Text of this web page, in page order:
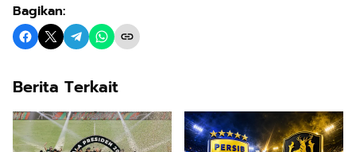
Bagikan:
Berita Terkait